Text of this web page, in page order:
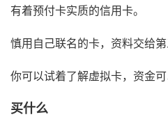
有着预付卡实质的信用卡。
慎用自己联名的卡，资料交给第
你可以试着了解虚拟卡，资金
买什么